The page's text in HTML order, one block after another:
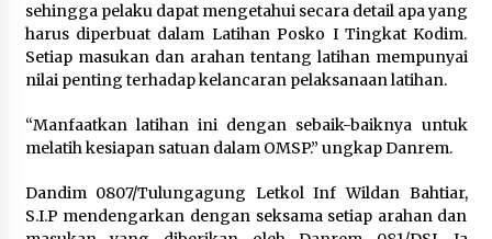
Registrasi Indonesia Sports Summit
2026 Resmi Dibuka, Siap Hadirkan
Pengalaman Beyond the Game
Timnas Indonesia Diharapkan
Bangkit Usai Takluk dari Vietnam di
Piala AFF 2026
sehingga pelaku dapat mengetahui secara detail apa yang
harus diperbuat dalam Latihan Posko I Tingkat Kodim.
Setiap masukan dan arahan tentang latihan mempunyai
nilai penting terhadap kelancaran pelaksanaan latihan.
“Manfaatkan latihan ini dengan sebaik-baiknya untuk
melatih kesiapan satuan dalam OMSP.” ungkap Danrem.
Dandim 0807/Tulungagung Letkol Inf Wildan Bahtiar,
S.I.P mendengarkan dengan seksama setiap arahan dan